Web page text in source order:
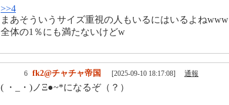
>>4
まあそういうサイズ重視の人もいるにはいるよねwww
全体の1％にも満たないけどw
6 fk2@チャチャ帝国 [2025-09-10 18:17:08] 通報
( ・_・)ノΞ●~*になるぞ（？）